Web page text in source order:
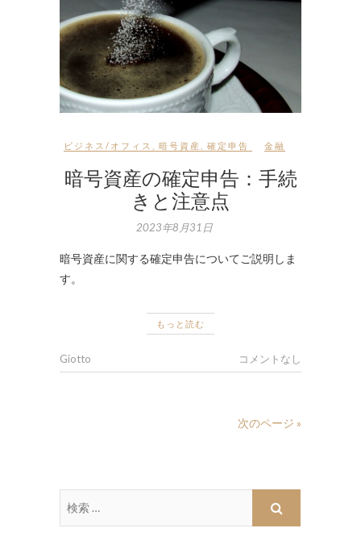
ビジネス/オフィス 暗号資産 確定申告 金融
暗号資産の確定申告：手続
きと注意点
2023年8月31日
暗号資産に関する確定申告についてご説明しま
す。
もっと読む
Giotto コメントなし
次のページ »